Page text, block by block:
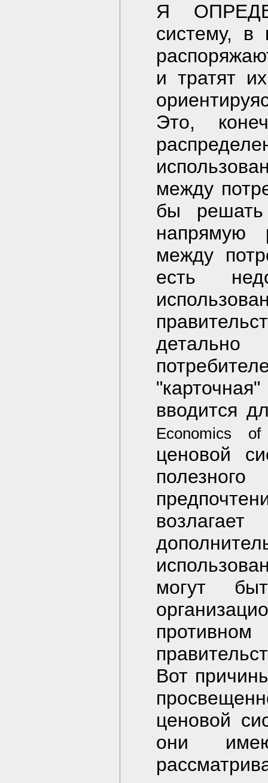
Я
систему, в
и тратят
Это,
между
бы
напрямую
между
есть
детально
вводится
Economics
ценовой
могут
Вот
ценовой
они